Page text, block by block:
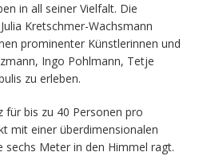
in all seiner Vielfalt. Die
Kretschmer-Wachsmann
prominenter Künstlerinnen und
Ingo Pohlmann, Tetje
zu erleben.
für bis zu 40 Personen pro
mit einer überdimensionalen
sechs Meter in den Himmel ragt.